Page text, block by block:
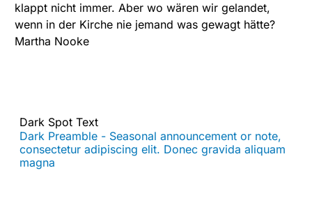
klappt nicht immer. Aber wo wären wir gelandet,
wenn in der Kirche nie jemand was gewagt hätte?
Martha Nooke
Dark Spot Text
Dark Preamble - Seasonal announcement or note,
consectetur adipiscing elit. Donec gravida aliquam
magna